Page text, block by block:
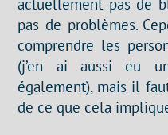
pas de problèmes.
comprendre les
(j’en ai aussi eu
également), mais il
de ce que cela